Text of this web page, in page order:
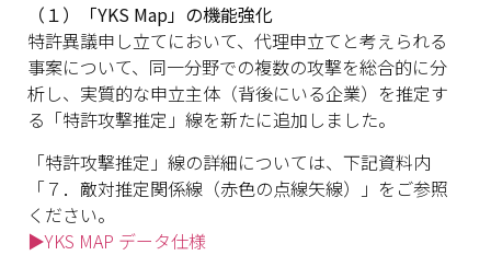
（１）「YKS Map」の機能強化
特許異議申し立てにおいて、代理申立てと考えられる
事案について、同一分野での複数の攻撃を総合的に分
析し、実質的な申立主体（背後にいる企業）を推定す
る「特許攻撃推定」線を新たに追加しました。
「特許攻撃推定」線の詳細については、下記資料内
「７．敵対推定関係線（赤色の点線矢線）」をご参照
ください。
▶YKS MAP データ仕様